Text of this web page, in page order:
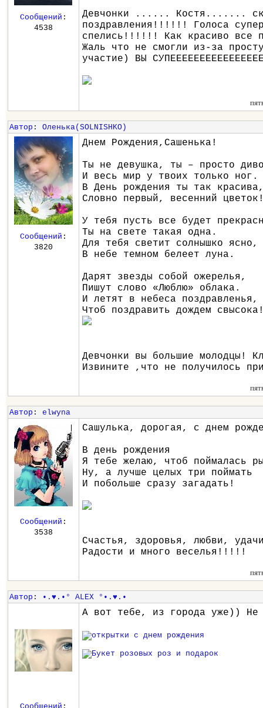
Девчонки ...... Костя.......
поздравления!!!!!! Голоса
спелись!!!!!! Как красиво
Жаль что не смогли из-за
участие) ВЫ
Сообщений :
4538
Автор : Оленька(SOLNISHKO)
Днем Рождения,Сашенька!
Ты не девушка, ты – просто
И весь мир у твоих только ног.
В День рождения ты так
Словно первый, весенний
У тебя пусть все будет
Ты на свете такая одна.
Для тебя светит солнышко ясно,
В небе темном белеет луна.
Дарят звезды собой ожерелья,
Пишут слово «Люблю» облака.
И летят в небеса поздравленья,
Чтоб поздравить дождем
Девчонки вы большие молодцы!
Извините ,что не получилось
Сообщений :
3820
Автор : elwyna
Сашулька, дорогая, с днем
В день рождения
Я тебе желаю, чтоб поймалась
Ну, а лучше целых три поймать
И побольше сразу загадать!
Счастья, здоровья, любви,
Радости и много веселья!!!!!
Сообщений :
3538
Автор : •.♥.•° ALEX °•.♥.•
А вот тебе, из города уже)) Не